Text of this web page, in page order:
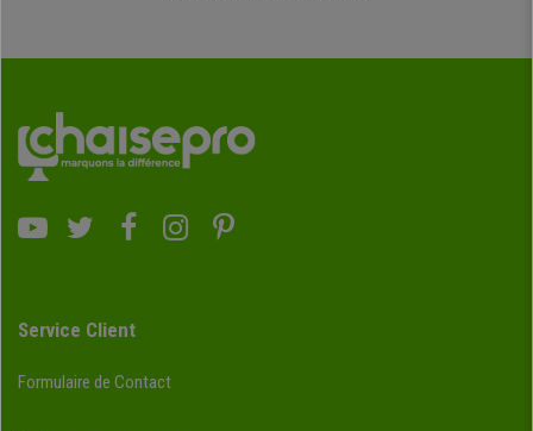
Service Client
Formulaire de Contact